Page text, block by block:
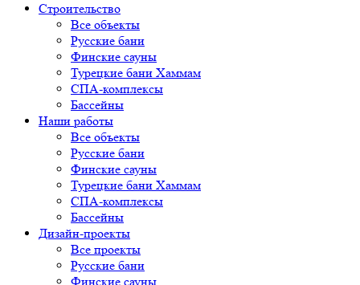
Строительство
Все объекты
Русские бани
Финские сауны
Турецкие бани Хаммам
СПА-комплексы
Бассейны
Наши работы
Все объекты
Русские бани
Финские сауны
Турецкие бани Хаммам
СПА-комплексы
Бассейны
Дизайн-проекты
Все проекты
Русские бани
Финские сауны